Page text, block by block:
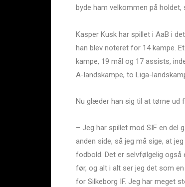
byde ham velkommen på
Kasper Kusk har spillet i AaB i
han blev noteret for 14 kampe.
kampe, 19 mål og 17 assists,
A-landskampe, to Liga-
Nu glæder han sig til at tørne ud
– Jeg har spillet mod SIF en del
anden side, så jeg må sige, at
fodbold. Det er selvfølgelig også
før, og alt i alt ser jeg det som
for Silkeborg IF. Jeg har meget